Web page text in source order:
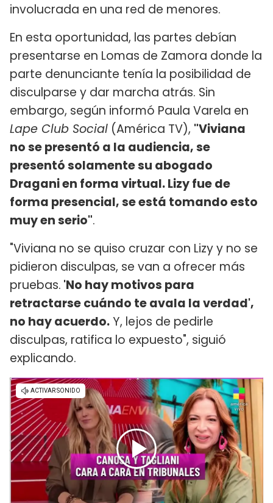
involucrada en una red de menores.
En esta oportunidad, las partes debían
presentarse en Lomas de Zamora donde la
parte denunciante tenía la posibilidad de
disculparse y dar marcha atrás. Sin
embargo, según informó Paula Varela en
Lape Club Social (América TV), "Viviana
no se presentó a la audiencia, se
presentó solamente su abogado
Dragani en forma virtual. Lizy fue de
forma presencial, se está tomando esto
muy en serio".
"Viviana no se quiso cruzar con Lizy y no se
pidieron disculpas, se van a ofrecer más
pruebas. 'No hay motivos para
retractarse cuándo te avala la verdad',
no hay acuerdo.Y, lejos de pedirle
disculpas, ratifica lo expuesto", siguió
explicando.